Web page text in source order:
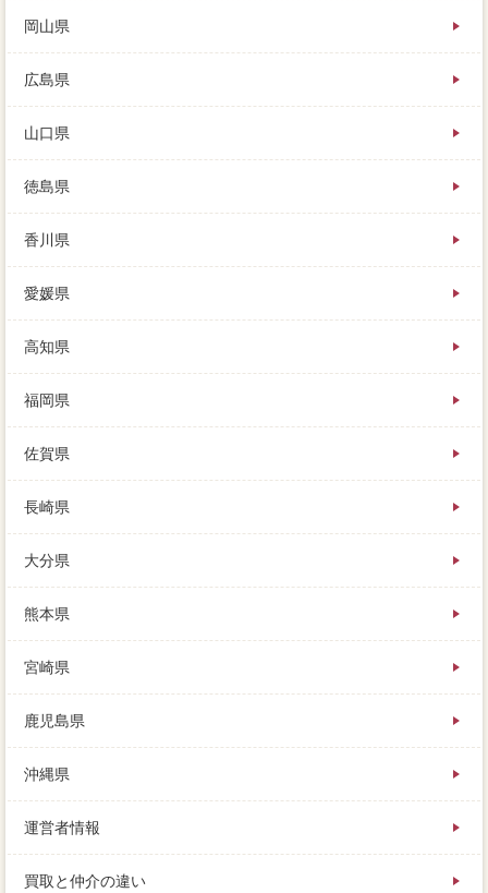
岡山県
広島県
山口県
徳島県
香川県
愛媛県
高知県
福岡県
佐賀県
長崎県
大分県
熊本県
宮崎県
鹿児島県
沖縄県
運営者情報
買取と仲介の違い